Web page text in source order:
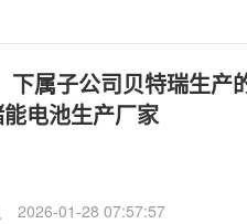
下属子公司贝特瑞生产
电池生产厂家
2026-01-28 07:57:57